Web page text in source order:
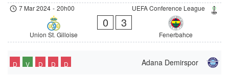
UEFA Conference League
7 Mar 2024 - 20h00
Union St. Gilloise
0 3
Fenerbahce
Adana Demirspor
D V D D D